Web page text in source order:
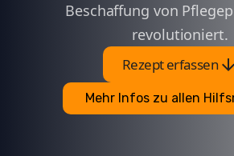
Beschaffung von
revolutioniert.
Rezept erfassenarrow_downward
Mehr Infos zu allen